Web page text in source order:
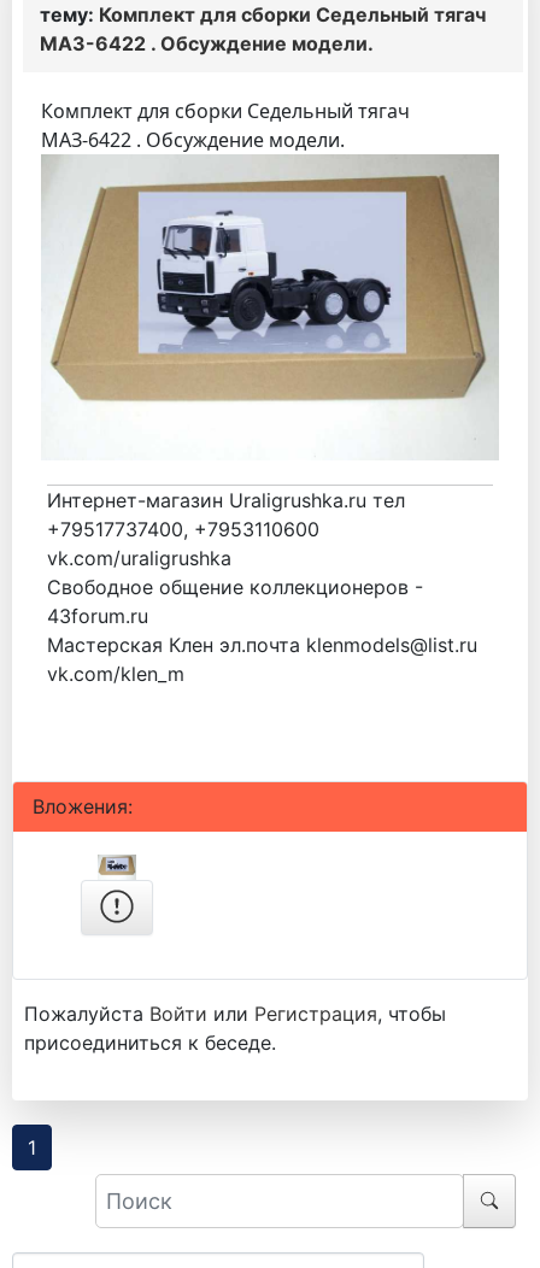
тему: Комплект для сборки Седельный тягач
МАЗ-6422 . Обсуждение модели.
Комплект для сборки Седельный тягач
МАЗ-6422 . Обсуждение модели.
Интернет-магазин Uraligrushka.ru тел
+79517737400, +7953110600
vk.com/uraligrushka
Свободное общение коллекционеров -
43forum.ru
Мастерская Клен эл.почта klenmodels@list.ru
vk.com/klen_m
Вложения:
Пожалуйста Войти или Регистрация, чтобы
присоединиться к беседе.
1